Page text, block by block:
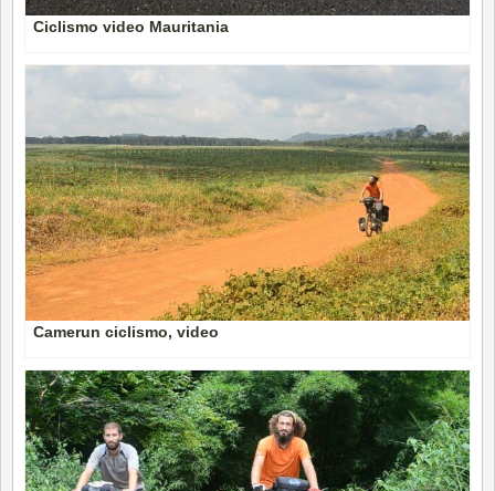
Ciclismo video Mauritania
Camerun ciclismo, video